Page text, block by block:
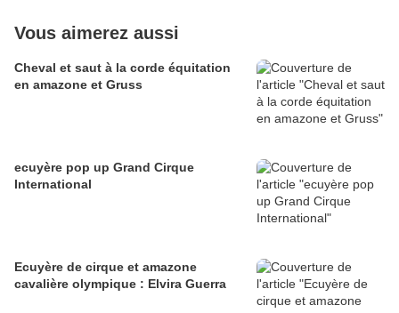
Vous aimerez aussi
Cheval et saut à la corde équitation
en amazone et Gruss
ecuyère pop up ‎Grand Cirque
International‎
Ecuyère de cirque et amazone
cavalière olympique : Elvira Guerra